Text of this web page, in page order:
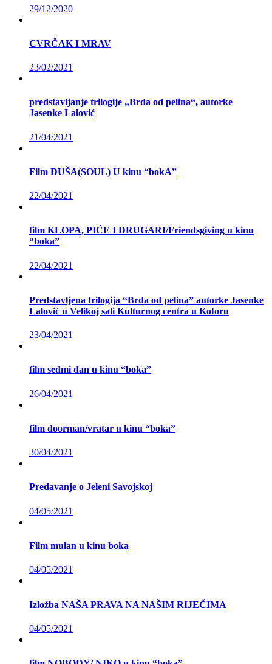
29/12/2020
CVRČAK I MRAV
23/02/2021
predstavljanje trilogije „Brda od pelina“, autorke
Jasenke Lalović
21/04/2021
Film DUŠA(SOUL) U kinu “bokA”
22/04/2021
film KLOPA, PIĆE I DRUGARI/Friendsgiving u kinu
“boka”
22/04/2021
Predstavljena trilogija “Brda od pelina” autorke Jasenke
Lalović u Velikoj sali Kulturnog centra u Kotoru
23/04/2021
film sedmi dan u kinu “boka”
26/04/2021
film doorman/vratar u kinu “boka”
30/04/2021
Predavanje o Jeleni Savojskoj
04/05/2021
Film mulan u kinu boka
04/05/2021
Izložba NAŠA PRAVA NA NAŠIM RIJEČIMA
04/05/2021